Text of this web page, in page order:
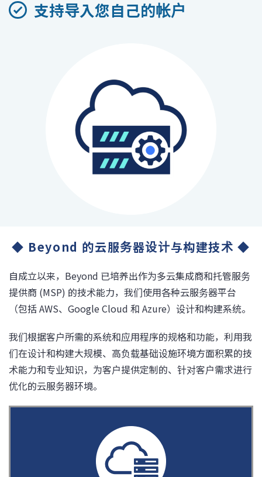
支持导入您自己的帐户
◆ Beyond 的云服务器设计与构建技术 ◆
自成立以来，Beyond 已培养出作为多云集成商和托管服务
提供商 (MSP) 的技术能力，我们使用各种云服务器平台
（包括 AWS、Google Cloud 和 Azure）设计和构建系统。
我们根据客户所需的系统和应用程序的规格和功能，利用我
们在设计和构建大规模、高负载基础设施环境方面积累的技
术能力和专业知识，为客户提供定制的、针对客户需求进行
优化的云服务器环境。